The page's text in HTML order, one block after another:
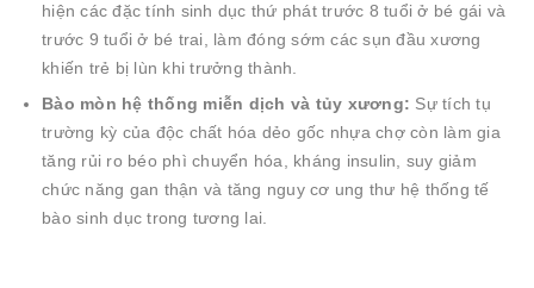
hiện các đặc tính sinh dục thứ phát trước 8 tuổi ở bé gái và
trước 9 tuổi ở bé trai, làm đóng sớm các sụn đầu xương
khiến trẻ bị lùn khi trưởng thành.
Bào mòn hệ thống miễn dịch và tủy xương: Sự tích tụ
trường kỳ của độc chất hóa dẻo gốc nhựa chợ còn làm gia
tăng rủi ro béo phì chuyển hóa, kháng insulin, suy giảm
chức năng gan thận và tăng nguy cơ ung thư hệ thống tế
bào sinh dục trong tương lai.